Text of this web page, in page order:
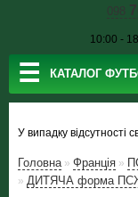
098
10:00 -
☰ КАТАЛОГ
У випадку відсутності
Головна » Франція »
» ДИТЯЧА форма ПСЖ